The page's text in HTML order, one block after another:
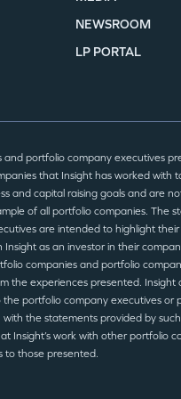
NEWSROOM
LP PORTAL
and portfolio company executives
that Insight has worked with
and capital raising goals and are
of all portfolio companies. The
are intended to highlight their
as an investor in their
companies and portfolio
the experiences presented. Insight
portfolio company executives or
the statements provided by
Insight’s work with other portfolio
to those presented.